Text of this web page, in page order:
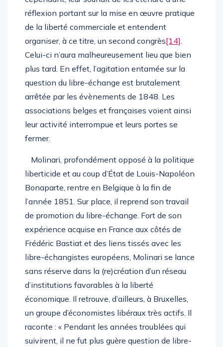
réflexion portant sur la mise en œuvre pratique
de la liberté commerciale et entendent
organiser, à ce titre, un second congrès[14]
Celui-ci n’aura malheureusement lieu que bien
plus tard. En effet, l’agitation entamée sur la
question du libre-échange est brutalement
arrêtée par les évènements de 1848. Les
associations belges et françaises voient ainsi
leur activité interrompue et leurs portes se
fermer.
Molinari, profondément opposé à la politique
liberticide et au coup d’État de Louis-Napoléon
Bonaparte, rentre en Belgique à la fin de
l’année 1851. Sur place, il reprend son travail
de promotion du libre-échange. Fort de son
expérience acquise en France aux côtés de
Frédéric Bastiat et des liens tissés avec les
libre-échangistes européens, Molinari se lance
sans réserve dans la (re)création d’un réseau
d’institutions favorables à la liberté
économique. Il retrouve, d’ailleurs, à Bruxelles,
un groupe d’économistes libéraux très actifs. Il
raconte : « Pendant les années troublées qui
suivirent, il ne fut plus guère question de libre-